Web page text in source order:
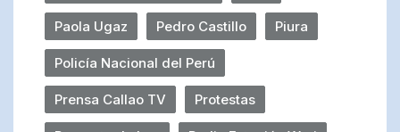
Paola Ugaz Pedro Castillo Piura
Policía Nacional del Perú
Prensa Callao TV Protestas